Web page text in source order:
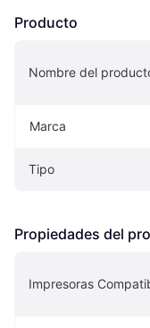
Producto
Nombre del
Marca
Tipo
Propiedades del
Impresoras